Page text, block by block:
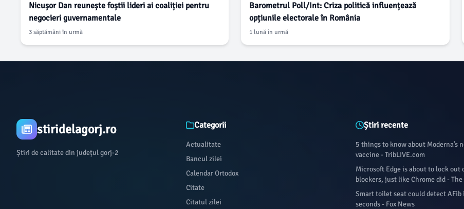
Nicușor Dan reunește foștii lideri ai coaliției pentru
negocieri guvernamentale
3 săptămâni în urmă
Barometrul Poll/Int: Criza politică influențează
opțiunile electorale în România
1 lună în urmă
stiridelagorj.ro
Știri de calitate din județul gorj-2
Categorii
Actualitate
Bancul zilei
Calendar Ortodox
Citate
Citatul zilei
Știri recente
5 things to know about Moderna’s
vaccine - TribLIVE.com
Microsoft Edge is about to lock out
blockers, just like Chrome did - The
Smart toilet seat could detect AFib
seconds - Fox News